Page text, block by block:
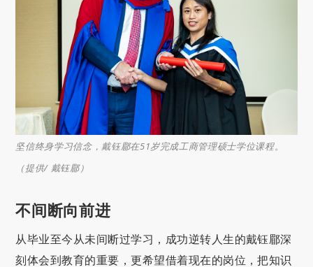
坚信终身学习信念，戴钰郿在51岁完成工商管理硕士学位课程。
（提供/ 戴钰郿）
不间断向前进
从毕业至今从未间断过学习，成功逆转人生的戴钰郿深
刻体会到教育的重要，更希望借着现在的岗位，把知识